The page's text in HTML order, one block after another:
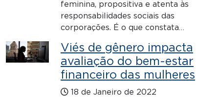
feminina, propositiva e atenta às
responsabilidades sociais das
corporações. É o que constata…
Viés de gênero impacta
avaliação do bem-estar
financeiro das mulheres
18 de Janeiro de 2022